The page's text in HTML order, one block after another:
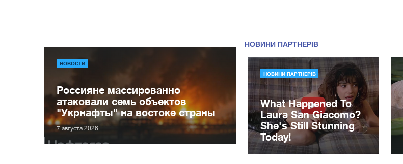
НОВОСТИ
Россияне массированно
атаковали семь объектов
"Укрнафты" на востоке страны
7 августа 2026